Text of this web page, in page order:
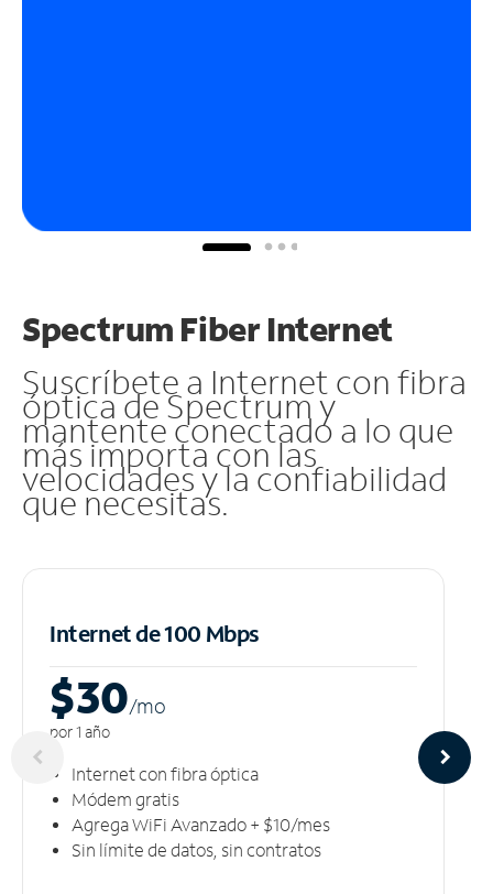
Spectrum Fiber Internet
Suscríbete a Internet con fibra
óptica de Spectrum y
mantente conectado a lo que
más importa con las
velocidades y la confiabilidad
que necesitas.
Internet de 100 Mbps
$30/mo
por 1 año
Internet con fibra óptica
Módem gratis
Agrega WiFi Avanzado + $10/mes
Sin límite de datos, sin contratos